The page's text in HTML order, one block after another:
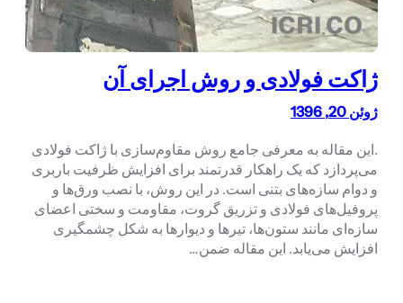
ژاکت فولادی و روش اجرای آن
ژوئن 20, 1396
.این مقاله به معرفی جامع روش مقاوم‌سازی با ژاکت فولادی
می‌پردازد که یک راهکار قدرتمند برای افزایش ظرفیت باربری
و دوام سازه‌های بتنی است. در این روش، با نصب ورق‌ها و
پروفیل‌های فولادی و تزریق گروت، مقاومت و سختی اعضای
سازه‌ای مانند ستون‌ها، تیرها و دیوارها به شکل چشمگیری
افزایش می‌یابد. این مقاله ضمن…